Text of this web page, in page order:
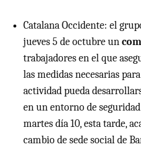
Catalana Occidente: el
jueves 5 de octubre un
trabajadores en el que
las medidas necesarias
actividad pueda
en un entorno de
martes día 10, esta tarde,
cambio de sede social de